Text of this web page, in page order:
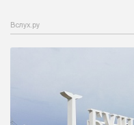
Вслух.ру